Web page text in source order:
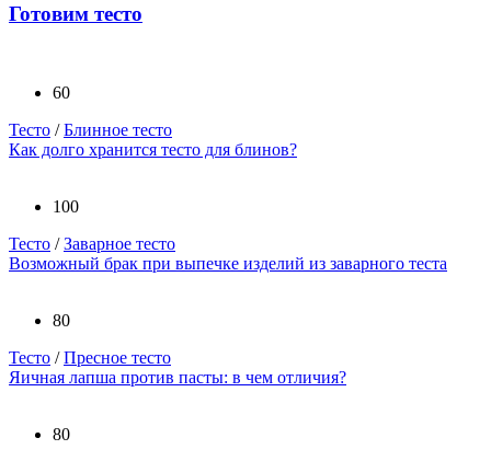
Готовим тесто
60
Тесто /Блинное тесто
Как долго хранится тесто для блинов?
100
Тесто /Заварное тесто
Возможный брак при выпечке изделий из заварного теста
80
Тесто /Пресное тесто
Яичная лапша против пасты: в чем отличия?
80